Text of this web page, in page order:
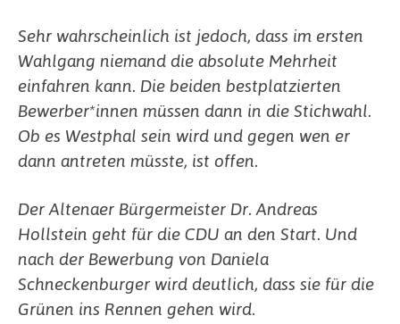
Sehr wahrscheinlich ist jedoch, dass im ersten
Wahlgang niemand die absolute Mehrheit
einfahren kann. Die beiden bestplatzierten
Bewerber*innen müssen dann in die Stichwahl.
Ob es Westphal sein wird und gegen wen er
dann antreten müsste, ist offen.
Der Altenaer Bürgermeister Dr. Andreas
Hollstein geht für die CDU an den Start. Und
nach der Bewerbung von Daniela
Schneckenburger wird deutlich, dass sie für die
Grünen ins Rennen gehen wird.